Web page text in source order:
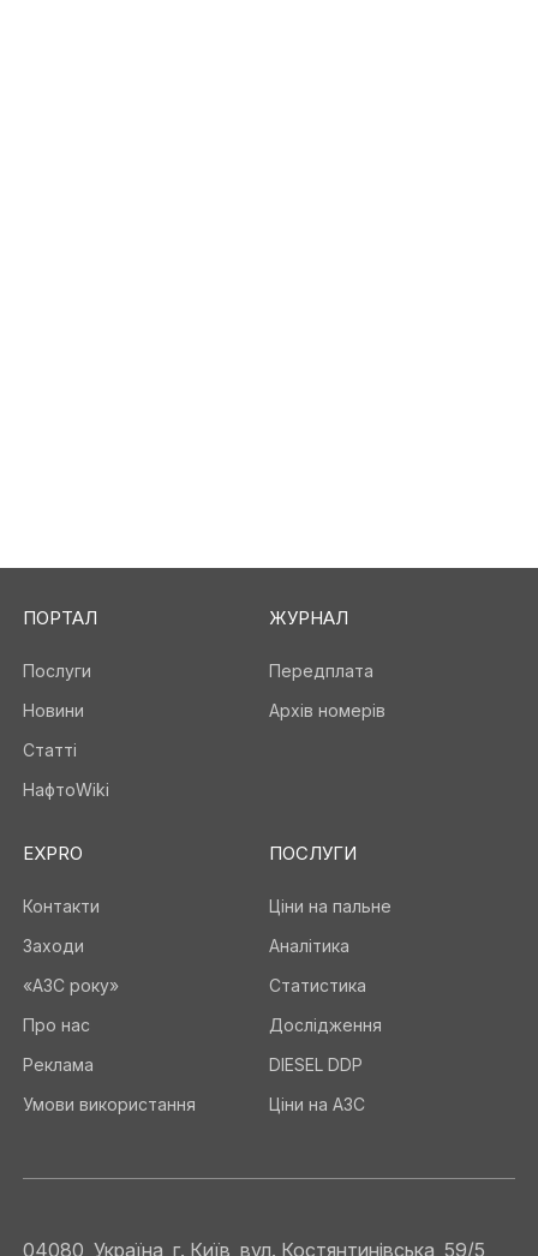
ПОРТАЛ
Послуги
Новини
Статті
НафтоWiki
ЖУРНАЛ
Передплата
Архів номерів
EXPRO
Контакти
Заходи
«АЗС року»
Про нас
Реклама
Умови використання
ПОСЛУГИ
Ціни на пальне
Аналітика
Статистика
Дослідження
DIESEL DDP
Ціни на АЗС
04080, Україна, г. Київ, вул. Костянтинівська, 59/5,